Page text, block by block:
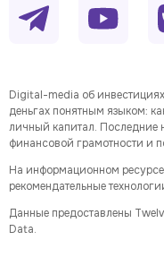
Digital-media об
деньгах понятным языком:
личный капитал. Последние
финансовой грамотности и
На информационном
рекомендательные
Данные предоставлены
Data.